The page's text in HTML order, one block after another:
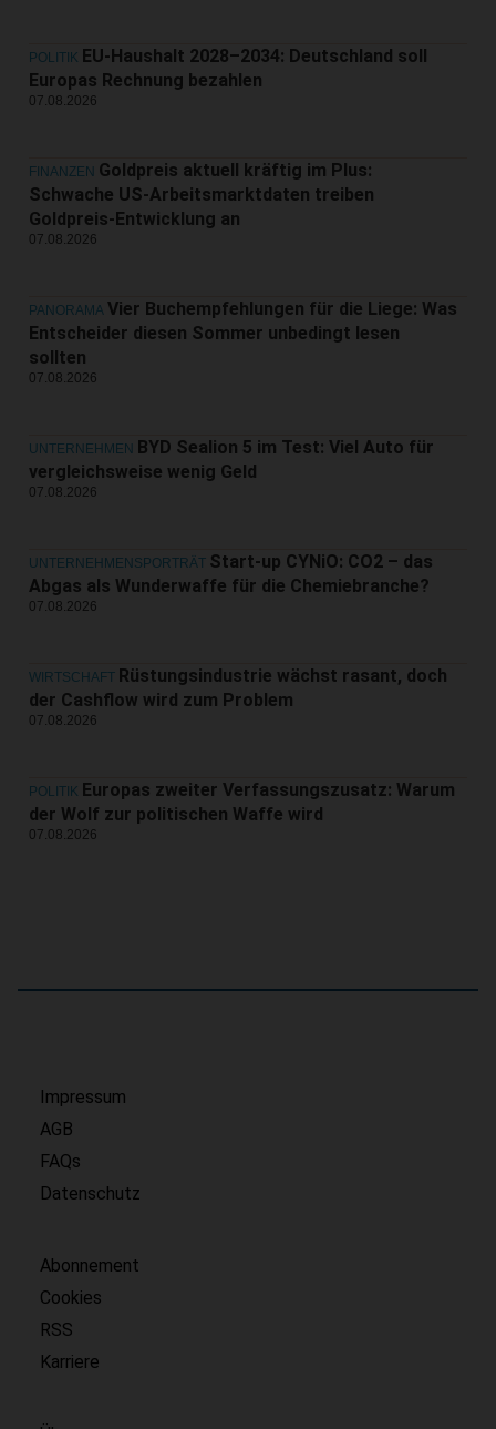
POLITIK EU-Haushalt 2028–2034: Deutschland soll
Europas Rechnung bezahlen
07.08.2026
FINANZEN Goldpreis aktuell kräftig im Plus:
Schwache US-Arbeitsmarktdaten treiben
Goldpreis-Entwicklung an
07.08.2026
PANORAMA Vier Buchempfehlungen für die Liege: Was
Entscheider diesen Sommer unbedingt lesen
sollten
07.08.2026
UNTERNEHMEN
BYD Sealion 5 im Test: Viel Auto für
vergleichsweise wenig Geld
07.08.2026
UNTERNEHMENSPORTRÄT Start-up CYNiO: CO2 – das
Abgas als Wunderwaffe für die Chemiebranche?
07.08.2026
WIRTSCHAFT Rüstungsindustrie wächst rasant, doch
der Cashflow wird zum Problem
07.08.2026
POLITIK Europas zweiter Verfassungszusatz: Warum
der Wolf zur politischen Waffe wird
07.08.2026
Impressum
AGB
FAQs
Datenschutz
Abonnement
Cookies
RSS
Karriere